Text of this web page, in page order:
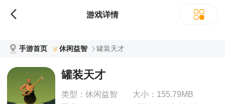
游戏详情
手游首页 休闲益智 罐装天才
罐装天才
类型： 休闲益智 大小： 155.79MB